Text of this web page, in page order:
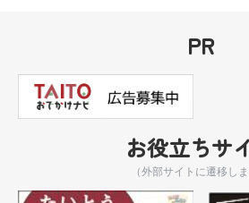
PR
お役立ちサ
（外部サイトに遷移しま